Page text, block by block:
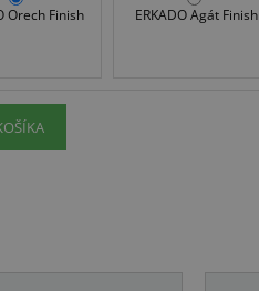
Orech Finish ERKADO Agát Finish